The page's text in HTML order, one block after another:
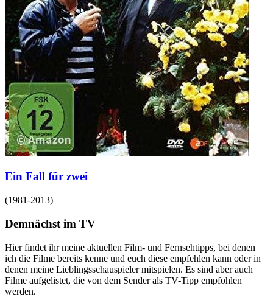
Ein Fall für zwei
(1981-2013)
Demnächst im TV
Hier findet ihr meine aktuellen Film- und Fernsehtipps, bei denen
ich die Filme bereits kenne und euch diese empfehlen kann oder in
denen meine Lieblingsschauspieler mitspielen. Es sind aber auch
Filme aufgelistet, die von dem Sender als TV-Tipp empfohlen
werden.